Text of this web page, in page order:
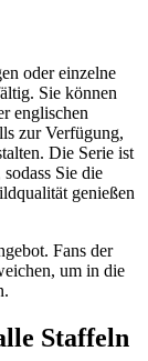
oder einzelne
Sie können
englischen
zur Verfügung,
Die Serie ist
Sie die
genießen
Fans der
um in die
Staffeln